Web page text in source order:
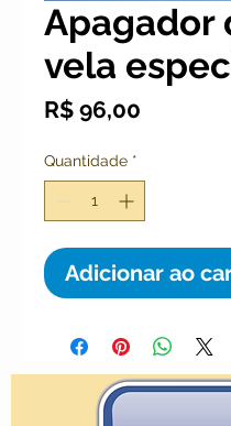
Apagador
vela
R$ 96,00
Quantidade *
Adicionar ao